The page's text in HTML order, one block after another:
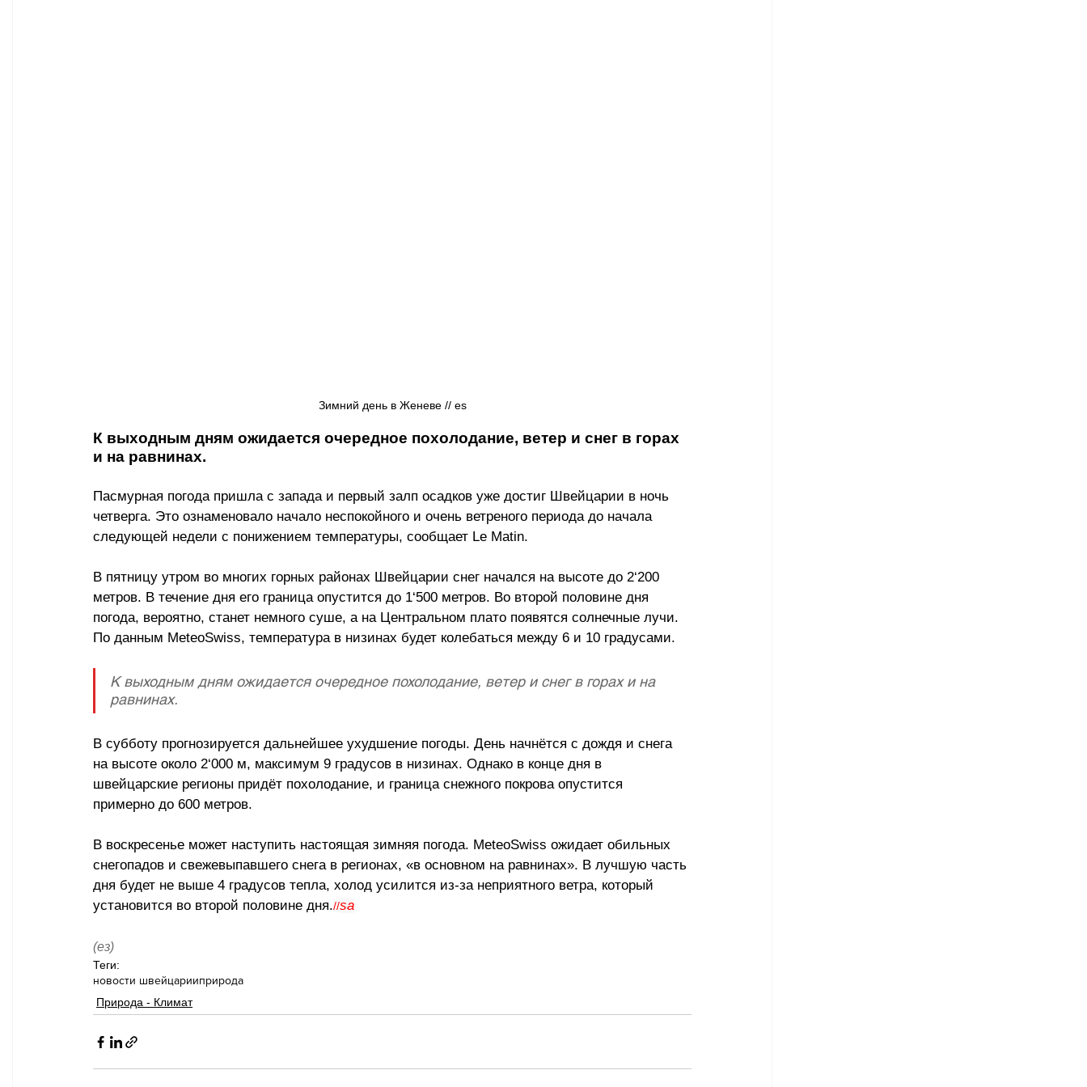
Зимний день в Женеве // es
К выходным дням ожидается очередное похолодание, ветер и снег в горах
и на равнинах.
Пасмурная погода пришла с запада и первый залп осадков уже достиг Швейцарии в ночь
четверга. Это ознаменовало начало неспокойного и очень ветреного периода до начала
следующей недели с понижением температуры, сообщает Le Matin.
В пятницу утром во многих горных районах Швейцарии снег начался на высоте до 2‘200
метров. В течение дня его граница опустится до 1‘500 метров. Во второй половине дня
погода, вероятно, станет немного суше, а на Центральном плато появятся солнечные лучи.
По данным MeteoSwiss, температура в низинах будет колебаться между 6 и 10 градусами.
К выходным дням ожидается очередное похолодание, ветер и снег в горах и на
равнинах.
В субботу прогнозируется дальнейшее ухудшение погоды. День начнётся с дождя и снега
на высоте около 2‘000 м, максимум 9 градусов в низинах. Однако в конце дня в
швейцарские регионы придёт похолодание, и граница снежного покрова опустится
примерно до 600 метров.
В воскресенье может наступить настоящая зимняя погода. MeteoSwiss ожидает обильных
снегопадов и свежевыпавшего снега в регионах, «в основном на равнинах». В лучшую часть
дня будет не выше 4 градусов тепла, холод усилится из-за неприятного ветра, который
установится во второй половине дня.//sa
(ез)
Теги:
новости швейцарииприрода
Природа - Климат